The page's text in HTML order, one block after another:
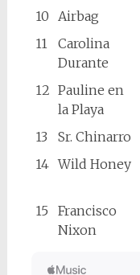
10 Airbag
11
Carolina
Durante
12 Pauline en
la Playa
13 Sr. Chinarro
14 Wild Honey
15
Francisco
Nixon